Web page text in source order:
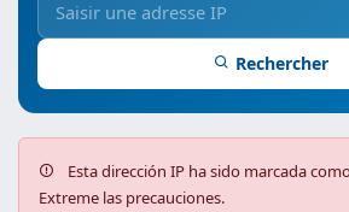
Rechercher
Esta dirección IP ha sido marcada
Extreme las precauciones.